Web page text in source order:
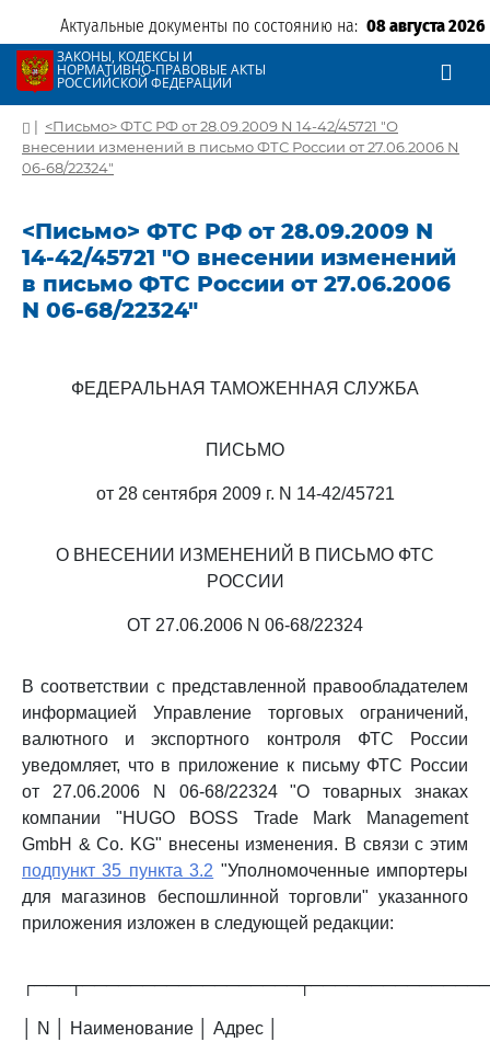
Актуальные документы по состоянию на: 08 августа 2026
ЗАКОНЫ, КОДЕКСЫ И
НОРМАТИВНО-ПРАВОВЫЕ АКТЫ
РОССИЙСКОЙ ФЕДЕРАЦИИ
| <Письмо> ФТС РФ от 28.09.2009 N 14-42/45721 "О
внесении изменений в письмо ФТС России от 27.06.2006 N
06-68/22324"
<Письмо> ФТС РФ от 28.09.2009 N
14-42/45721 "О внесении изменений
в письмо ФТС России от 27.06.2006
N 06-68/22324"
ФЕДЕРАЛЬНАЯ ТАМОЖЕННАЯ СЛУЖБА
ПИСЬМО
от 28 сентября 2009 г. N 14-42/45721
О ВНЕСЕНИИ ИЗМЕНЕНИЙ В ПИСЬМО ФТС
РОССИИ
ОТ 27.06.2006 N 06-68/22324
В соответствии с представленной правообладателем
информацией Управление торговых ограничений,
валютного и экспортного контроля ФТС России
уведомляет, что в приложение к письму ФТС России
от 27.06.2006 N 06-68/22324 "О товарных знаках
компании "HUGO BOSS Trade Mark Management
GmbH & Co. KG" внесены изменения. В связи с этим
подпункт 35 пункта 3.2 "Уполномоченные импортеры
для магазинов беспошлинной торговли" указанного
приложения изложен в следующей редакции:
│ N │ Наименование │ Адрес │